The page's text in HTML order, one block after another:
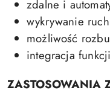
zdalne i
wykrywanie
możliwość
integracja
ZASTOSOWANIA